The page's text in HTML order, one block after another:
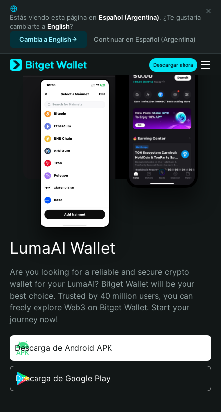
English
日本語
Tiếng Việt
Русский
Español (Latinoamérica)
Türkçe
Italiano
Português (Portugal)
Bahasa Indonesia
Português (Brasil)
Español (Argentina)
Estás viendo esta página en Español (Argentina). ¿Te gustaría
cambiarte a English?
Cambia a English
Continuar en Español (Argentina)
Descargar ahora
LumaAI Wallet
Are you looking for a reliable and secure crypto
wallet for your LumaAI? Bitget Wallet will be your
best choice. Trusted by 40 million users, you can
freely explore Web3 on Bitget Wallet. Start your
journey now!
Descarga de Android APK
Descarga de Google Play